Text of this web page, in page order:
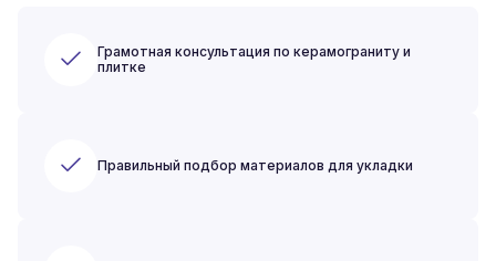
Грамотная консультация по керамограниту и
плитке
Правильный подбор материалов для укладки